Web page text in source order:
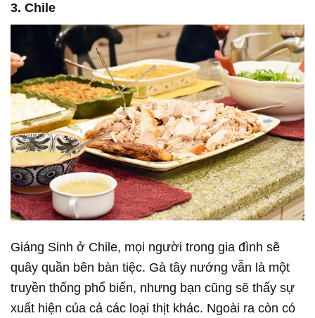
3. Chile
Giáng Sinh ở Chile, mọi người trong gia đình sẽ
quây quần bên bàn tiệc. Gà tây nướng vẫn là một
truyền thống phổ biến, nhưng bạn cũng sẽ thấy sự
xuất hiện của cả các loại thịt khác. Ngoài ra còn có